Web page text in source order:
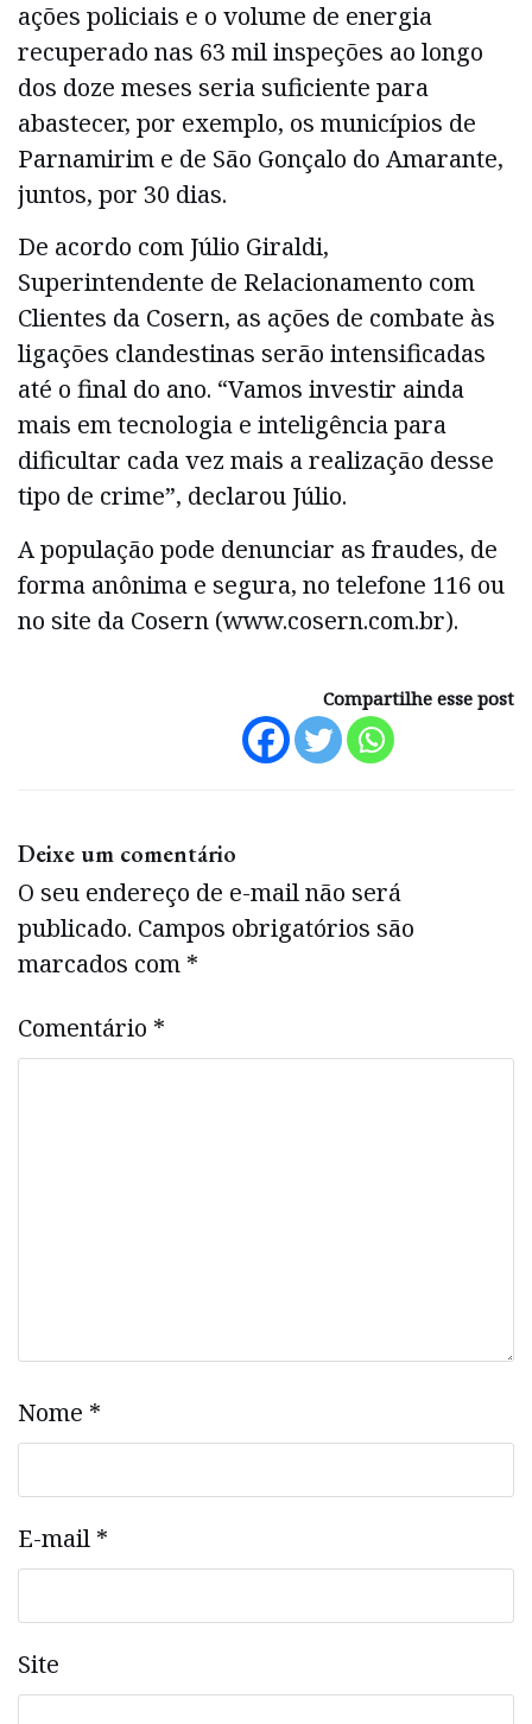
ações policiais e o volume de energia
recuperado nas 63 mil inspeções ao longo
dos doze meses seria suficiente para
abastecer, por exemplo, os municípios de
Parnamirim e de São Gonçalo do Amarante,
juntos, por 30 dias.
De acordo com Júlio Giraldi,
Superintendente de Relacionamento com
Clientes da Cosern, as ações de combate às
ligações clandestinas serão intensificadas
até o final do ano. “Vamos investir ainda
mais em tecnologia e inteligência para
dificultar cada vez mais a realização desse
tipo de crime”, declarou Júlio.
A população pode denunciar as fraudes, de
forma anônima e segura, no telefone 116 ou
no site da Cosern (www.cosern.com.br).
Compartilhe esse post
Deixe um comentário
O seu endereço de e-mail não será
publicado. Campos obrigatórios são
marcados com *
Comentário *
Nome *
E-mail *
Site